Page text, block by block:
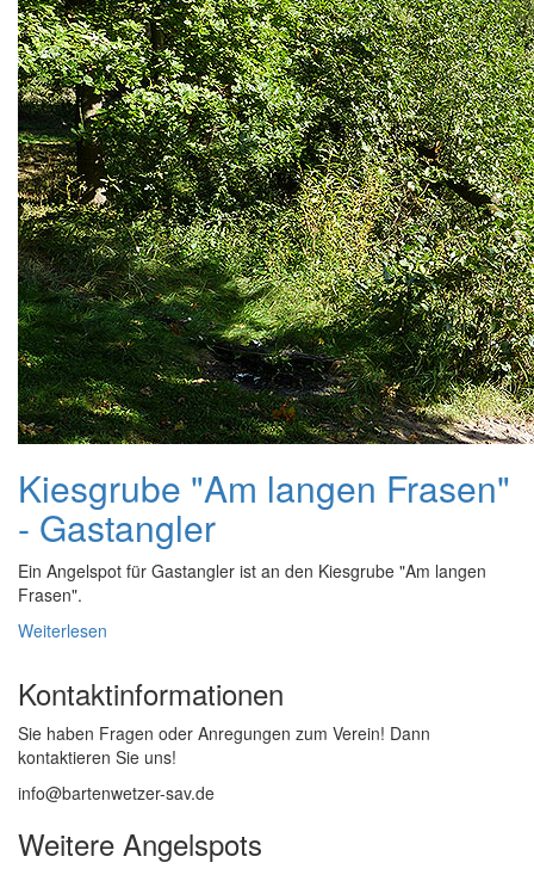
Kiesgrube "Am langen Frasen"
- Gastangler
Ein Angelspot für Gastangler ist an den Kiesgrube "Am langen
Frasen".
Weiterlesen
Kontaktinformationen
Sie haben Fragen oder Anregungen zum Verein! Dann
kontaktieren Sie uns!
info@bartenwetzer-sav.de
Weitere Angelspots